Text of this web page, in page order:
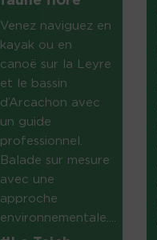
Venez naviguez en
kayak ou en
canoë sur la Leyre
et le bassin
d’Arcachon avec
un guide
professionnel.
Balade sur mesure
avec une
approche
environnementale....